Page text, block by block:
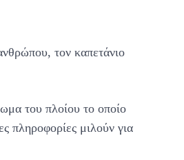
τον καπετάνιο
του πλοίου το οποίο
πληροφορίες μιλούν για